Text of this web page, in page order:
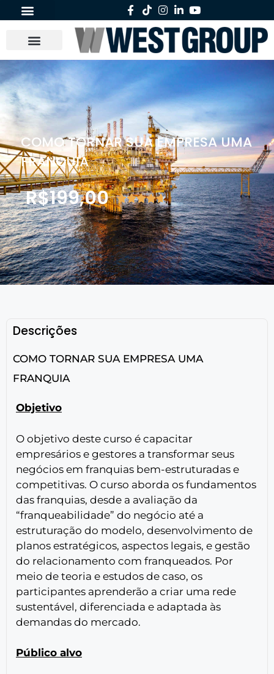
COMO TORNAR SUA EMPRESA UMA
FRANQUIA
R$199,00
Descrições
COMO TORNAR SUA EMPRESA UMA
FRANQUIA
Objetivo
O objetivo deste curso é capacitar
empresários e gestores a transformar seus
negócios em franquias bem-estruturadas e
competitivas. O curso aborda os fundamentos
das franquias, desde a avaliação da
“franqueabilidade” do negócio até a
estruturação do modelo, desenvolvimento de
planos estratégicos, aspectos legais, e gestão
do relacionamento com franqueados. Por
meio de teoria e estudos de caso, os
participantes aprenderão a criar uma rede
sustentável, diferenciada e adaptada às
demandas do mercado.
Público alvo